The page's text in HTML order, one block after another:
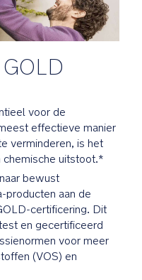
voor de
effectieve manier
verminderen, is het
chemische uitstoot.*
bewust
producten aan de
certificering. Dit
en gecertificeerd
voor meer
(VOS) en